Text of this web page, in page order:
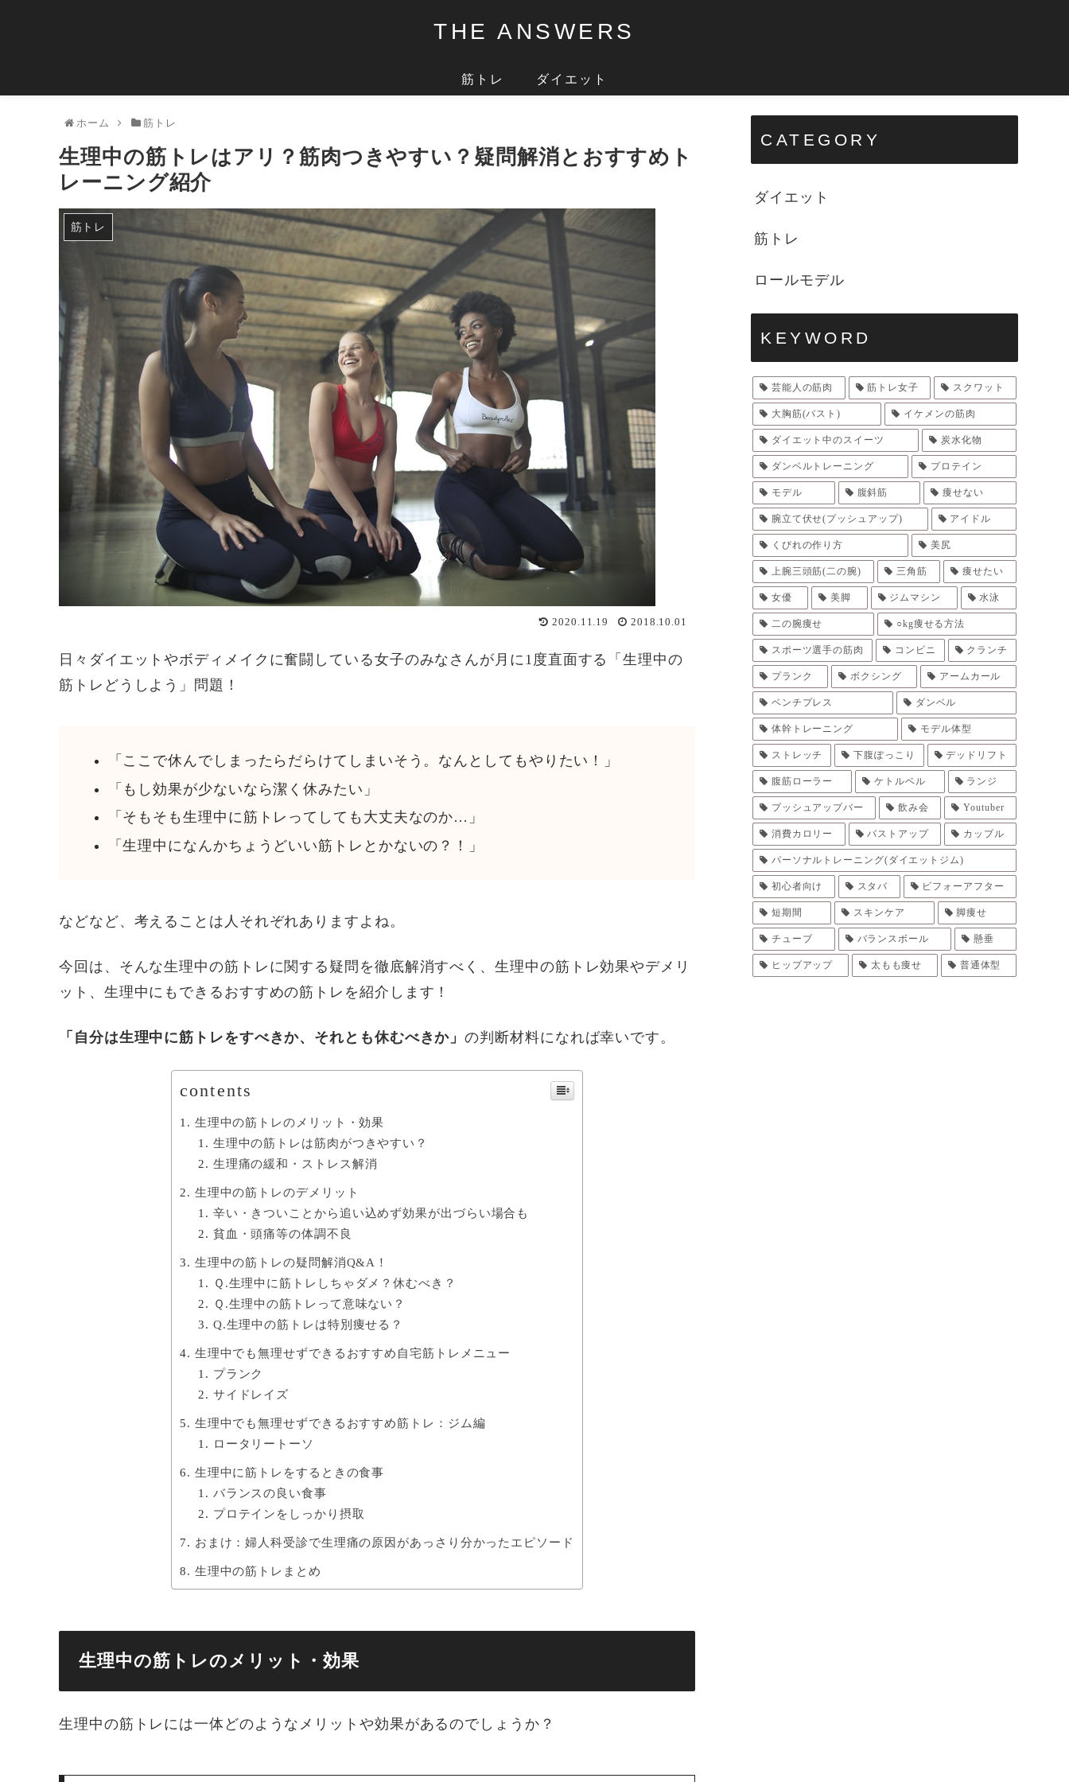
THE ANSWERS
筋トレ ダイエット
ホーム 筋トレ
生理中の筋トレはアリ？筋肉つきやすい？疑問解消とおすすめト
レーニング紹介
筋トレ
2020.11.19 2018.10.01
日々ダイエットやボディメイクに奮闘している女子のみなさんが月に1度直面する「生理中の
筋トレどうしよう」問題！
「ここで休んでしまったらだらけてしまいそう。なんとしてもやりたい！」
「もし効果が少ないなら潔く休みたい」
「そもそも生理中に筋トレってしても大丈夫なのか…」
「生理中になんかちょうどいい筋トレとかないの？！」
などなど、考えることは人それぞれありますよね。
今回は、そんな生理中の筋トレに関する疑問を徹底解消すべく、生理中の筋トレ効果やデメリ
ット、生理中にもできるおすすめの筋トレを紹介します！
「自分は生理中に筋トレをすべきか、それとも休むべきか」の判断材料になれば幸いです。
contents
生理中の筋トレのメリット・効果
生理中の筋トレは筋肉がつきやすい？
生理痛の緩和・ストレス解消
生理中の筋トレのデメリット
辛い・きついことから追い込めず効果が出づらい場合も
貧血・頭痛等の体調不良
生理中の筋トレの疑問解消Q&A！
Ｑ.生理中に筋トレしちゃダメ？休むべき？
Ｑ.生理中の筋トレって意味ない？
Q.生理中の筋トレは特別痩せる？
生理中でも無理せずできるおすすめ自宅筋トレメニュー
プランク
サイドレイズ
生理中でも無理せずできるおすすめ筋トレ：ジム編
ロータリートーソ
生理中に筋トレをするときの食事
バランスの良い食事
プロテインをしっかり摂取
おまけ：婦人科受診で生理痛の原因があっさり分かったエピソード
生理中の筋トレまとめ
生理中の筋トレのメリット・効果
生理中の筋トレには一体どのようなメリットや効果があるのでしょうか？
CATEGORY
ダイエット
筋トレ
ロールモデル
KEYWORD
芸能人の筋肉 筋トレ女子 スクワット
大胸筋(バスト) イケメンの筋肉
ダイエット中のスイーツ 炭水化物
ダンベルトレーニング プロテイン
モデル 腹斜筋 痩せない
腕立て伏せ(プッシュアップ) アイドル
くびれの作り方 美尻
上腕三頭筋(二の腕) 三角筋 痩せたい
女優 美脚 ジムマシン 水泳
二の腕痩せ ○kg痩せる方法
スポーツ選手の筋肉 コンビニ クランチ
プランク ボクシング アームカール
ベンチプレス ダンベル
体幹トレーニング モデル体型
ストレッチ 下腹ぽっこり デッドリフト
腹筋ローラー ケトルベル ランジ
プッシュアップバー 飲み会 Youtuber
消費カロリー バストアップ カップル
パーソナルトレーニング(ダイエットジム)
初心者向け スタバ ビフォーアフター
短期間 スキンケア 脚痩せ
チューブ バランスボール 懸垂
ヒップアップ 太もも痩せ 普通体型